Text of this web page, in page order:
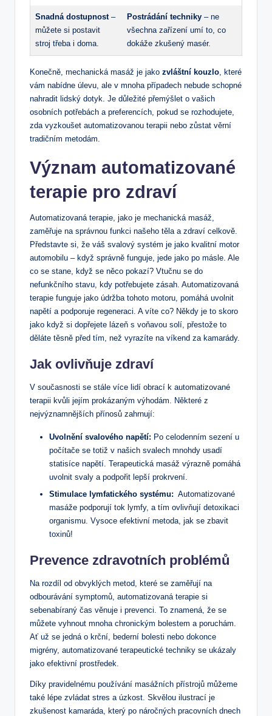
Snadná dostupnost–
můžete si postavit⁣
stroj‌ třeba i ⁢doma.
Postrádání techniky – ne
všechna zařízení ​umí to,⁣ co
dokáže zkušený masér.
Konečně, ⁢mechanická masáž​ je jako zvláštní kouzlo, které
vám nabídne úlevu, ale​ v mnoha případech nebude ⁣schopné⁣
nahradit‌ lidský‌ dotyk. Je ‍důležité‌ přemýšlet⁣ o vašich
osobních potřebách a preferencích, ‍pokud se​ rozhodujete,⁣
zda vyzkoušet automatizovanou ‌terapii nebo zůstat věrní‌
tradičním metodám.
Význam automatizované⁣
terapie​ pro zdraví
Automatizovaná terapie, jako je mechanická masáž,
zaměřuje na správnou funkci našeho těla⁣ a zdraví celkově.
Představte si, že váš svalový⁤ systém je ⁤jako kvalitní motor⁤
automobilu – když správně⁢ funguje, jede‌ jako po másle. Ale
co se stane, když ‍se ​něco ⁢pokazí? Vtučnu se‌ do
nefunkčního stavu,‌ kdy potřebujete zásah. Automatizovaná
terapie​ funguje jako údržba tohoto motoru, pomáhá uvolnit
napětí a podporuje regeneraci. A ​víte co? Někdy je to skoro
jako⁢ když si dopřejete lázeň s‌ voňavou solí, přestože to
‌děláte těsně před tím, než vyrazíte na‍ víkend za kamarády.
Jak ovlivňuje zdraví
V současnosti se stále ⁤více lidí obrací k automatizované
terapii kvůli jejím ⁣prokázaným výhodám. Některé z
nejvýznamnějších přínosů zahrnují:
Uvolnění⁢ svalového napětí: Po celodenním sezení u
počítače​ se totiž v našich svalech mnohdy​ usadí
⁤statisíce napětí. Terapeutická ‌masáž výrazně pomáhá
⁤uvolnit svaly a podpořit lepší ​prokrvení.
Stimulace lymfatického ⁣systému: ‍ Automatizované⁤
masáže ⁢podporují tok‌ lymfy, a tím ovlivňují detoxikaci
organismu. Vysoce efektivní⁢ metoda, jak ‍se ⁣zbavit
toxinů!
Prevence zdravotních​ problémů
Na​ rozdíl od obvyklých ‍metod, které se zaměřují na
⁣odbourávání ‍symptomů, automatizovaná terapie si
sebenabíraný‍ čas věnuje i ‌prevenci. To znamená, že se
můžete​ vyhnout​ mnoha⁣ chronickým bolestem ⁤a ‍poruchám.
Ať ‌už ‍se ⁤jedná o krční, bederní⁤ bolesti nebo dokonce
migrény, ⁣automatizované terapeutické⁤ techniky se ukázaly
‌jako ‌efektivní prostředek.
Díky pravidelnému používání⁢ masážních přístrojů ⁤můžeme
‌také lépe ⁤zvládat stres a úzkost.‍ Skvělou ilustrací ‍je
zkušenost kamaráda, který po náročných pracovních dnech